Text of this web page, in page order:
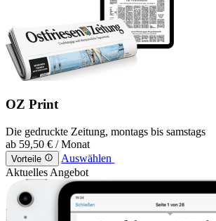
OZ Print
Die gedruckte Zeitung, montags bis samstags
ab 59,50 € / Monat
Vorteile
Auswählen
Aktuelles Angebot